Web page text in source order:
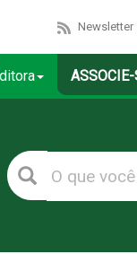
Newsletter
ASSOCIE-